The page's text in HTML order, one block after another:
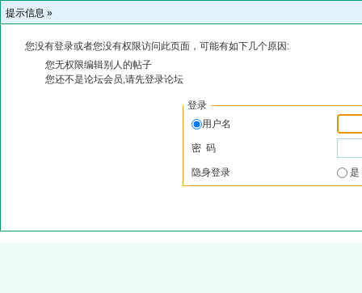
提示信息 »
您没有登录或者您没有权限访问此页面，可能有如下几个原因:
您无权限编辑别人的帖子
您还不是论坛会员,请先登录论坛
登录
用户名
密 码
隐身登录